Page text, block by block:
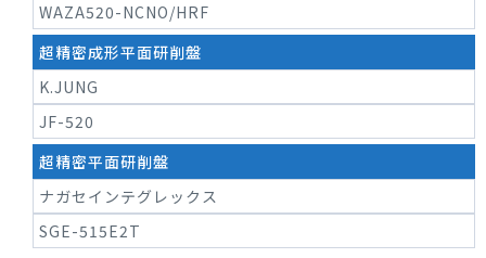
WAZA520-NCNO/HRF
超精密成形平面研削盤
K.JUNG
JF-520
超精密平面研削盤
ナガセインテグレックス
SGE-515E2T